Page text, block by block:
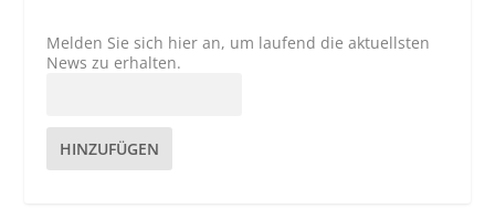
Melden Sie sich hier an, um laufend die aktuellsten
News zu erhalten.
HINZUFÜGEN